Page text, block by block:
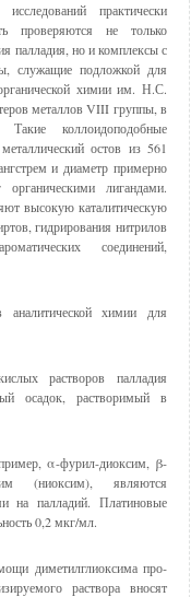
практически
проверяются не только
палладия, но и комплексы с
служащие подложкой для
химии им. Н.С.
металлов VIII группы, в
Такие коллоидоподобные
остов из 561
и диаметр примерно
лигандами.
высокую каталитическую
гидрирования нитрилов
соединений,
аналитической химии для
растворов палладия
осадок, растворимый в
α-фурил-диоксим, β-
(ниоксим), являются
на палладий. Платиновые
0,2 мкг/мл.
диметилглиоксима про­
раствора вносят